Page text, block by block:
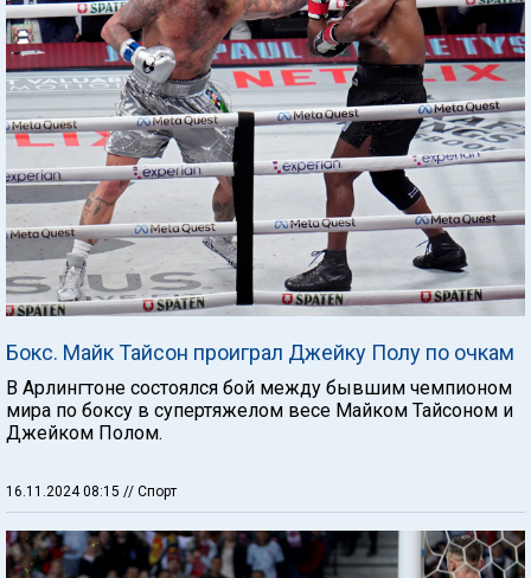
Бокс. Майк Тайсон проиграл Джейку Полу по очкам
В Арлингтоне состоялся бой между бывшим чемпионом
мира по боксу в супертяжелом весе Майком Тайсоном и
Джейком Полом.
16.11.2024 08:15 // Спорт